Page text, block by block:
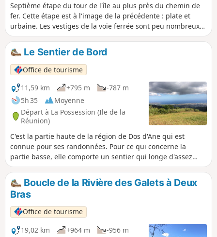
Septième étape du tour de l'île au plus près du chemin de
fer. Cette étape est à l'image de la précédente : plate et
urbaine. Les vestiges de la voie ferrée sont peu nombreux
contrairement à d'autres étapes du tour de l'île et la plupart
se trouvent dans la ville du Port en ce qui concerne cette
étape. Ne pas manquer une visite au Cimetière des
Piémontais le 1er Novembre ! Bien profiter de cette dernière
étape reposante car les deux prochaines comportent un
certain dénivelé.
Le Sentier de Bord
Office de tourisme
11,59 km
+795 m
-787 m
5h 35
Moyenne
Départ à La Possession (Ile de la
Réunion)
C'est la partie haute de la région de Dos d'Ane qui est
connue pour ses randonnées. Pour ce qui concerne la
partie basse, elle comporte un sentier qui longe d'assez
près le rempart et qui s'appelle le Sentier de Bord.
Certaines parties sont cependant urbaines et en travaux
mais l'accès est autorisé. La partie haute chemine sur une
crête avec une forêt de moyenne altitude. L'arrivée à l'aire
de décollage des parapentes offre une vue unique sur le
littoral de la Possession à Saint-Paul.
Boucle de la Rivière des Galets à Deux
Bras
Office de tourisme
19,02 km
+964 m
-956 m